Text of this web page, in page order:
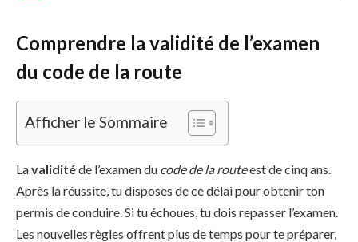
Comprendre la validité de l’examen
du code de la route
Afficher le Sommaire
Lavaliditéde l’examen du code de la routeest de cinq ans.
Après la réussite, tu disposes de ce délai pour obtenir ton
permis de conduire. Si tu échoues, tu dois repasser l’examen.
Les nouvelles règles offrent plus de temps pour te préparer,